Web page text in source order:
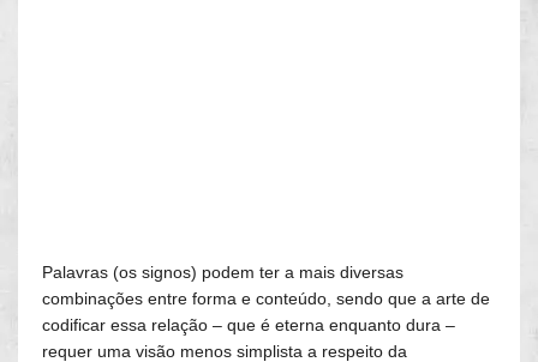
Palavras (os signos) podem ter a mais diversas
combinações entre forma e conteúdo, sendo que a arte de
codificar essa relação – que é eterna enquanto dura –
requer uma visão menos simplista a respeito da